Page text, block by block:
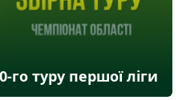
го туру першої ліги